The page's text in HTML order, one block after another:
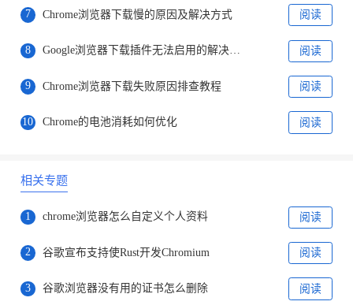
7 Chrome浏览器下载慢的原因及解决方式 阅读
8 Google浏览器下载插件无法启用的解决办法 阅读
9 Chrome浏览器下载失败原因排查教程 阅读
10 Chrome的电池消耗如何优化 阅读
相关专题
1 chrome浏览器怎么自定义个人资料 阅读
2 谷歌宣布支持使Rust开发Chromium 阅读
3 谷歌浏览器没有用的证书怎么删除 阅读